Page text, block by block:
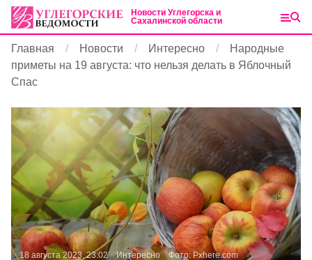
Новости Углегорска и
Сахалинской области
Главная Новости Интересно
Народные
приметы на 19 августа: что нельзя делать в Яблочный
Спас
18 августа 2023, 23:02 Интересно Фото:Pxhere.com